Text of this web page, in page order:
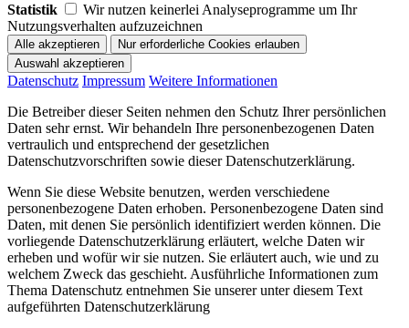
Statistik
Wir nutzen keinerlei Analyseprogramme um Ihr
Nutzungsverhalten aufzuzeichnen
Datenschutz Impressum Weitere Informationen
Die Betreiber dieser Seiten nehmen den Schutz Ihrer persönlichen
Daten sehr ernst. Wir behandeln Ihre personenbezogenen Daten
vertraulich und entsprechend der gesetzlichen
Datenschutzvorschriften sowie dieser Datenschutzerklärung.
Wenn Sie diese Website benutzen, werden verschiedene
personenbezogene Daten erhoben. Personenbezogene Daten sind
Daten, mit denen Sie persönlich identifiziert werden können. Die
vorliegende Datenschutzerklärung erläutert, welche Daten wir
erheben und wofür wir sie nutzen. Sie erläutert auch, wie und zu
welchem Zweck das geschieht. Ausführliche Informationen zum
Thema Datenschutz entnehmen Sie unserer unter diesem Text
aufgeführten Datenschutzerklärung